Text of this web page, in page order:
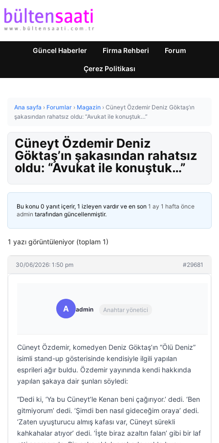
Güncel Haberler Firma Rehberi Forum
Çerez Politikası
Ana sayfa › Forumlar › Magazin › Cüneyt Özdemir Deniz Göktaş’ın
şakasından rahatsız oldu: “Avukat ile konuştuk…”
Cüneyt Özdemir Deniz
Göktaş’ın şakasından rahatsız
oldu: “Avukat ile konuştuk…”
Bu konu 0 yanıt içerir, 1 izleyen vardır ve en son 1 ay 1 hafta önce
admin tarafından güncellenmiştir.
1 yazı görüntüleniyor (toplam 1)
30/06/2026: 1:50 pm #29681
A admin Anahtar yönetici
Cüneyt Özdemir, komedyen Deniz Göktaş’ın “Ölü Deniz”
isimli stand-up gösterisinde kendisiyle ilgili yapılan
esprileri ağır buldu. Özdemir yayınında kendi hakkında
yapılan şakaya dair şunları söyledi:
“Dedi ki, ‘Ya bu Cüneyt’le Kenan beni çağırıyor.’ dedi. ‘Ben
gitmiyorum’ dedi. ‘Şimdi ben nasıl gideceğim oraya’ dedi.
‘Zaten uyuşturucu almış kafası var, Cüneyt sürekli
kahkahalar atıyor’ dedi. ‘İşte biraz azaltın falan’ gibi bir laf